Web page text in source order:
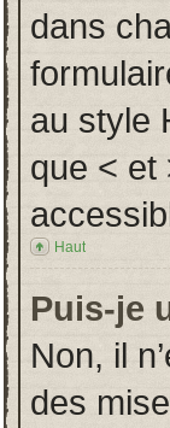
dans
au style
que < et
Haut
Puis-je
Non, il
des